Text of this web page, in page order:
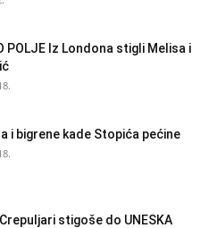
POLJE Iz Londona stigli Melisa i
i bigrene kade Stopića pećine
stigoše do UNESKA